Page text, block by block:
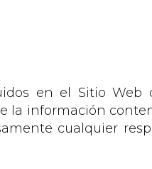
en el Sitio Web
la información
cualquier